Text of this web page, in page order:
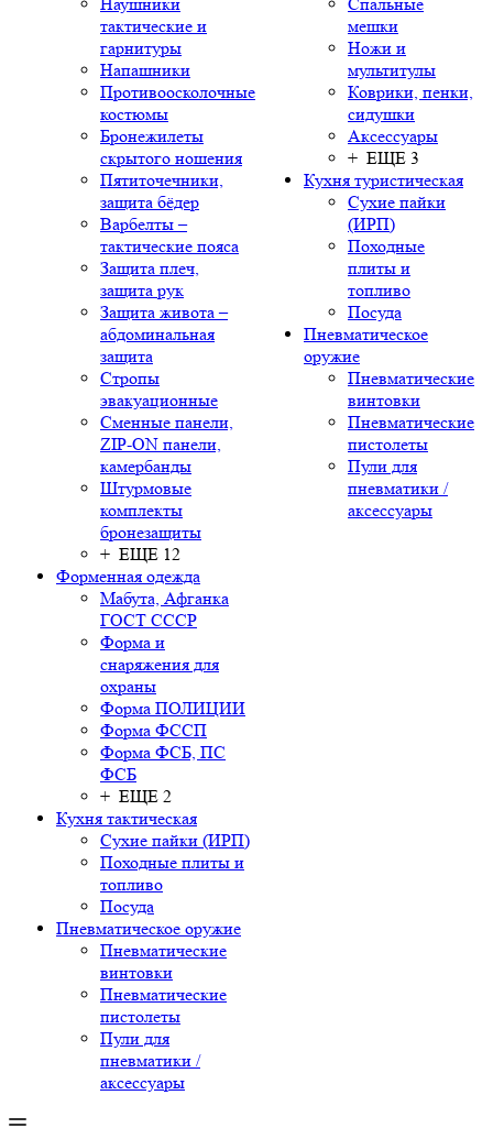
тактические и
гарнитуры
Напашники
Противоосколочные
костюмы
Бронежилеты
скрытого ношения
Пятиточечники,
защита бёдер
Варбелты –
тактические пояса
Защита плеч,
защита рук
Защита живота –
абдоминальная
защита
Стропы
эвакуационные
Сменные панели,
ZIP-ON панели,
камербанды
Штурмовые
комплекты
бронезащиты
+ ЕЩЕ 12
Форменная одежда
Мабута, Афганка
ГОСТ СССР
Форма и
снаряжения для
охраны
Форма ПОЛИЦИИ
Форма ФССП
Форма ФСБ, ПС
ФСБ
+ ЕЩЕ 2
Кухня тактическая
Сухие пайки (ИРП)
Походные плиты и
топливо
Посуда
Пневматическое оружие
Пневматические
винтовки
Пневматические
пистолеты
Пули для
пневматики /
аксессуары
мешки
Ножи и
мультитулы
Коврики, пенки,
сидушки
Аксессуары
+ ЕЩЕ 3
Кухня туристическая
Сухие пайки
(ИРП)
Походные
плиты и
топливо
Посуда
Пневматическое
оружие
Пневматические
винтовки
Пневматические
пистолеты
Пули для
пневматики /
аксессуары